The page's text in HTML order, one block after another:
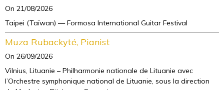
On 21/08/2026
Taipei (Taïwan) — Formosa International Guitar Festival
Muza Rubackyté, Pianist
On 26/09/2026
Vilnius, Lituanie – Philharmonie nationale de Lituanie avec
l’Orchestre symphonique national de Lituanie, sous la direction